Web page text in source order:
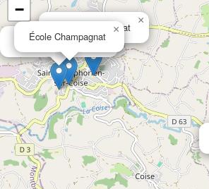
Lycée Champagnat
×
Collège Champagnat
École Champagnat
×
−